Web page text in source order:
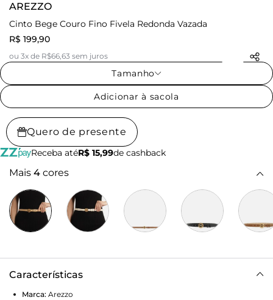
AREZZO
Cinto Bege Couro Fino Fivela Redonda Vazada
R$ 199,90
ou 3x de R$66,63 sem juros
Tamanho
Adicionar à sacola
Quero de presente
Receba atéR$ 15,99de cashback
Mais 4 cores
Características
Marca: Arezzo